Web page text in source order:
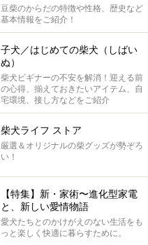
豆柴のからだの特徴や性格、歴史など
基本情報をご紹介！
子犬／はじめての柴犬（しばい
ぬ）
柴犬ビギナーの不安を解消！迎える前
の心得、揃えておきたいアイテム、自
宅環境、接し方などをご紹介
柴犬ライフ ストア
厳選＆オリジナルの柴グッズが勢ぞろ
い！
【特集】新・家術〜進化型家電
と、新しい愛情物語
愛犬たちとのかけがえのない生活をも
っと楽しく快適に暮らすために。